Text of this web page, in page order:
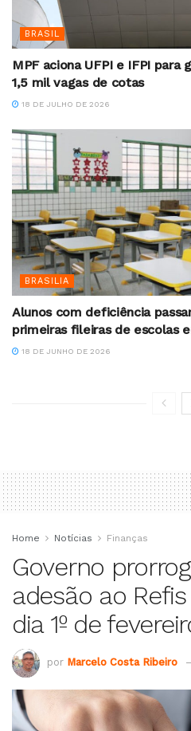
BRASIL
MPF aciona UFPI e IFPI
1,5 mil vagas de cotas
18 DE JULHO DE 2026
BRASILIA
Alunos com deficiência
primeiras fileiras de escolas
18 DE JUNHO DE 2026
Home Notícias Finanças
Governo
adesão ao
dia 1º de
por Marcelo Costa Ribeiro